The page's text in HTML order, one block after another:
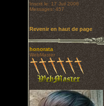
Inscrit le: 17 Juil 2006
Messages: 457
Revenir en haut de page
honorata
WebMaster